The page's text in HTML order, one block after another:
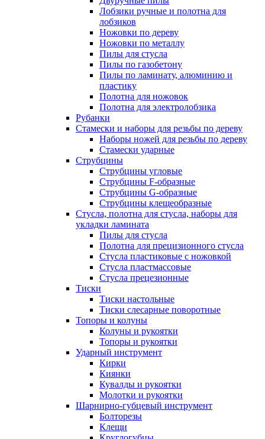
Лобзики ручные и полотна для
лобзиков
Ножовки по дереву
Ножовки по металлу
Пилы для стусла
Пилы по газобетону
Пилы по ламинату, алюминию и
пластику
Полотна для ножовок
Полотна для электролобзика
Рубанки
Стамески и наборы для резьбы по дереву
Наборы ножей для резьбы по дереву
Стамески ударные
Струбцины
Струбцины угловые
Струбцины F-образные
Струбцины G-образные
Струбцины клещеобразные
Стусла, полотна для стусла, наборы для
укладки ламината
Пилы для стусла
Полотна для прецизионного стусла
Стусла пластиковые с ножовкой
Стусла пластмассовые
Стусла прецезионные
Тиски
Тиски настольные
Тиски слесарные поворотные
Топоры и колуны
Колуны и рукоятки
Топоры и рукоятки
Ударный инструмент
Кирки
Киянки
Кувалды и рукоятки
Молотки и рукоятки
Шарнирно-губцевый инструмент
Болторезы
Клещи